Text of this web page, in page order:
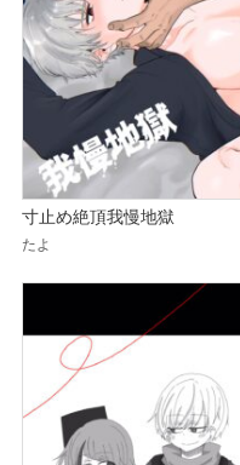
寸止め絶頂我慢地獄
たよ